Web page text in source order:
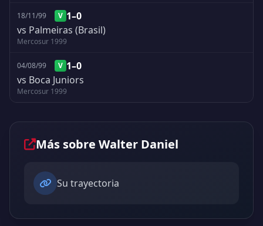
18/11/99 V 1–0
vs Palmeiras (Brasil)
Mercosur 1999
04/08/99 V 1–0
vs Boca Juniors
Mercosur 1999
Más sobre Walter Daniel
Su trayectoria